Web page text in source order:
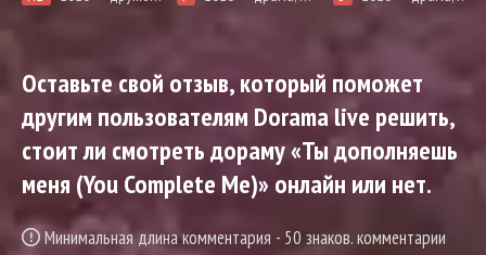
Оставьте свой отзыв, который поможет
другим пользователям Dorama live решить,
стоит ли смотреть дораму «Ты дополняешь
меня (You Complete Me)» онлайн или нет.
Минимальная длина комментария - 50 знаков. комментарии